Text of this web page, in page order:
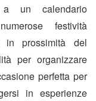
a un calendario
festività
in prossimità del
per organizzare
perfetta per
in esperienze